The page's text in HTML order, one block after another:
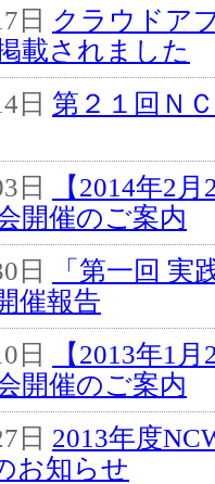
日 クラウドア
載されました
日 第２１回Ｎ
日
【2014年2
開催のご案内
日
「第一回
催報告
日
【2013年1
開催のご案内
日 2013年度
お知らせ